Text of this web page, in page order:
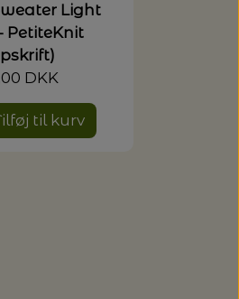
Light
PetiteKnit
DKK
til kurv